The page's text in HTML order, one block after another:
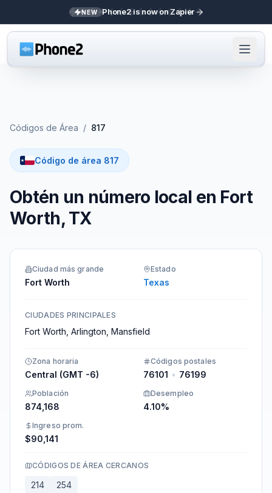
NEW Phone2 is now on Zapier
Códigos de Área / 817
Código de área 817
Obtén un número local en Fort
Worth, TX
Ciudad más grande
Fort Worth
Estado
Texas
CIUDADES PRINCIPALES
Fort Worth, Arlington, Mansfield
Zona horaria
Central (GMT -6)
Códigos postales
76101 • 76199
Población
874,168
Desempleo
4.10%
Ingreso prom.
$90,141
CÓDIGOS DE ÁREA CERCANOS
214 254